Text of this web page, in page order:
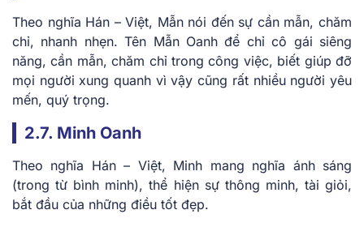
Theo nghĩa Hán – Việt, Mẫn nói đến sự cần mẫn, chăm
chỉ, nhanh nhẹn. Tên Mẫn Oanh để chỉ cô gái siêng
năng, cần mẫn, chăm chỉ trong công việc, biết giúp đỡ
mọi người xung quanh vì vậy cũng rất nhiều người yêu
mến, quý trọng.
2.7. Minh Oanh
Theo nghĩa Hán – Việt, Minh mang nghĩa ánh sáng
(trong từ bình minh), thể hiện sự thông minh, tài giỏi,
bắt đầu của những điều tốt đẹp.